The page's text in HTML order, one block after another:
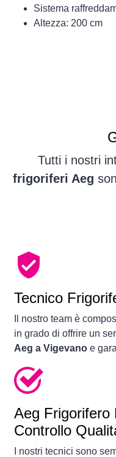
Sistema
Altezza: 200 cm
Tutti i nostri
frigoriferi Aeg
Tecnico
Il nostro team è
in grado di offrire un
Aeg a Vigevano e
Aeg Frigorifero
Controllo
I nostri tecnici sono